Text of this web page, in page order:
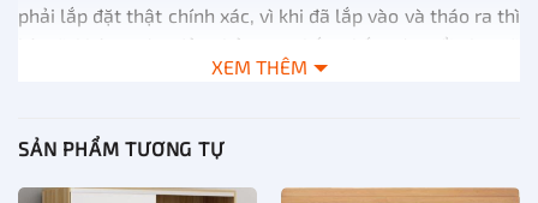
phải lắp đặt thật chính xác, vì khi đã lắp vào và tháo ra thì
kệ sẽ không còn đảm bảo sự chắc chắn và tuổi thọ sẽ
Để hiểu rõ hơn về kệ quần áo đẹp bằng gỗ ép TQA-07 hãy
cùng xem bảng chi tiết dưới đây của chúng tôi:
XEM THÊM
SẢN PHẨM TƯƠNG TỰ